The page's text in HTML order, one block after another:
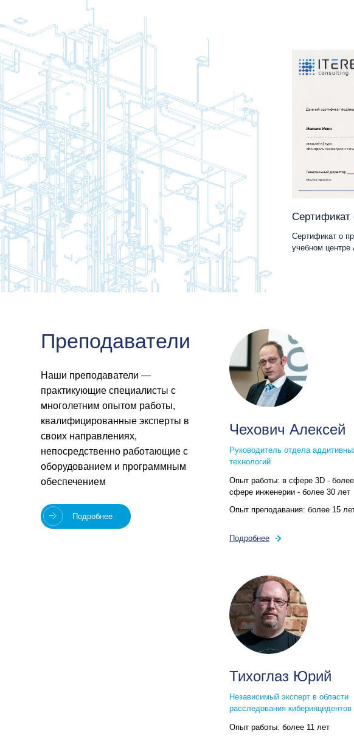
Сертификат о
учебном
Преподаватели
Наши преподаватели —
практикующие специалисты с
многолетним опытом работы,
квалифицированные эксперты в
своих направлениях,
непосредственно работающие с
оборудованием и программным
обеспечением
Подробнее
Чехович Алексей
Руководитель отдела
технологий
Опыт работы: в сфере 3D -
сфере инженерии - более 30 лет
Опыт преподавания: более 15
Подробнее
Тихоглаз Юрий
Независимый эксперт в области
расследования киберинцидентов
Опыт работы: более 11 лет